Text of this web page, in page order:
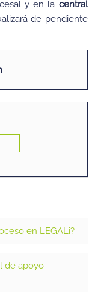
y en la central
de pendiente
en LEGALi?
de apoyo